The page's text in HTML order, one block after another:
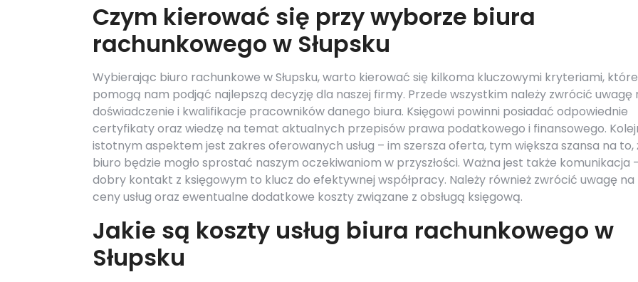
Czym kierować się przy wyborze biura
rachunkowego w Słupsku
Wybierając biuro rachunkowe w Słupsku, warto kierować się kilkoma kluczowymi kryteriami, które
pomogą nam podjąć najlepszą decyzję dla naszej firmy. Przede wszystkim należy zwrócić uwagę
doświadczenie i kwalifikacje pracowników danego biura. Księgowi powinni posiadać odpowiednie
certyfikaty oraz wiedzę na temat aktualnych przepisów prawa podatkowego i finansowego.
istotnym aspektem jest zakres oferowanych usług – im szersza oferta, tym większa szansa na to,
biuro będzie mogło sprostać naszym oczekiwaniom w przyszłości. Ważna jest także komunikacja
dobry kontakt z księgowym to klucz do efektywnej współpracy. Należy również zwrócić uwagę na
ceny usług oraz ewentualne dodatkowe koszty związane z obsługą księgową.
Jakie są koszty usług biura rachunkowego w
Słupsku